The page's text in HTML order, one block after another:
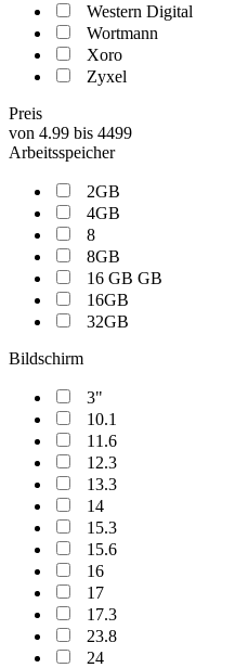
Western Digital
Wortmann
Xoro
Zyxel
Preis
von 4.99 bis 4499
Arbeitsspeicher
2GB
4GB
8
8GB
16 GB GB
16GB
32GB
Bildschirm
3"
10.1
11.6
12.3
13.3
14
15.3
15.6
16
17
17.3
23.8
24